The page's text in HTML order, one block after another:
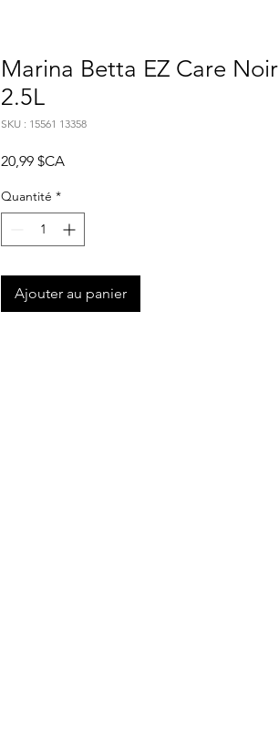
Marina Betta EZ Care Noir
2.5L
SKU : 15561 13358
20,99 $CAPrix
Quantité *
Ajouter au panier